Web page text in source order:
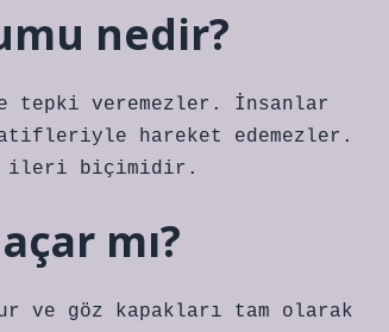
nedir?
tepki veremezler. İnsanlar
hareket edemezler.
ileri biçimidir.
mı?
ve göz kapakları tam olarak